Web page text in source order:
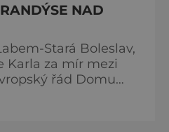
NAD
Stará Boleslav,
Karla za mír mezi
řád Domu
skupin a Národní